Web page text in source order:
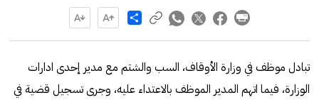
Share
تبادل موظف في وزارة الأوقاف، السب والشتم مع مدير إحدى ادارات
الوزارة، فيما اتهم المدير الموظف بالاعتداء عليه، وجرى تسجيل قضية في